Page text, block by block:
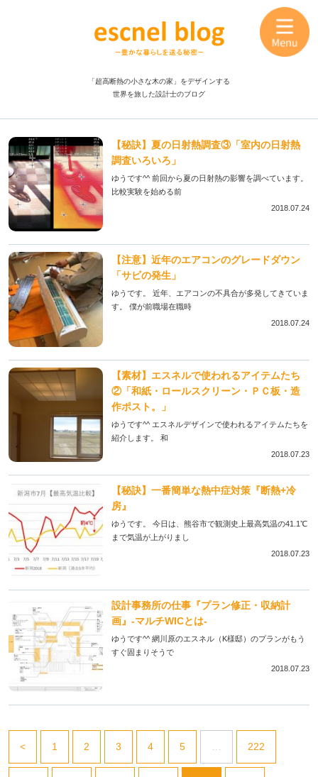
「超高断熱の小さな木の家」をデザインする
世界を旅した設計士のブログ
【秘訣】夏の日射熱調査③「室内の日射熱
調査いろいろ」
ゆうです^^ 前回から夏の日射熱の影響を調べています。
比較実験を始める前
2018.07.24
【注意】近年のエアコンのグレードダウン
「サビの発生」
ゆうです。 近年、エアコンの不具合が多発してきていま
す。 僕が前職場在職時
2018.07.24
【素材】エスネルで使われるアイテムたち
②「和紙・ロールスクリーン・ＰＣ板・造
作ポスト。」
ゆうです^^ エスネルデザインで使われるアイテムたちを
紹介します。 和
2018.07.23
【秘訣】一番簡単な熱中症対策『断熱+冷
房』
ゆうです。 今日は、熊谷市で観測史上最高気温の41.1℃
まで気温が上がりまし
2018.07.23
設計事務所の仕事『プラン修正・収納計
画』‐マルチWICとは‐
ゆうです^^ 網川原のエスネル（K様邸）のプランがもう
すぐ固まりそうで
2018.07.23
< 1 2 3 4 5 … 222